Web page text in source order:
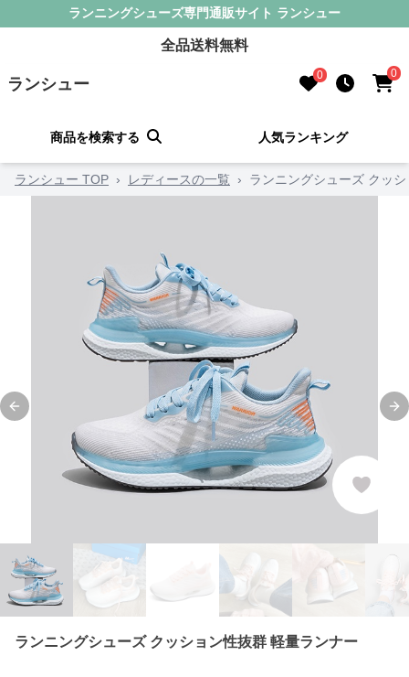
ランニングシューズ専門通販サイト ランシュー
全品送料無料
ランシュー 0 0
商品を検索する 人気ランキング
ランシュー TOP › レディースの一覧 › ランニングシューズ クッ
Previous slide
ランニングシューズ クッション性抜群 軽量ランナー